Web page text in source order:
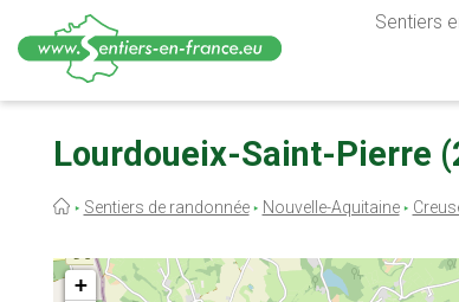
contenu
Sentiers
Lourdoueix-Saint-Pierre
Fil
Sentiers de randonnée Nouvelle-Aquitaine
+